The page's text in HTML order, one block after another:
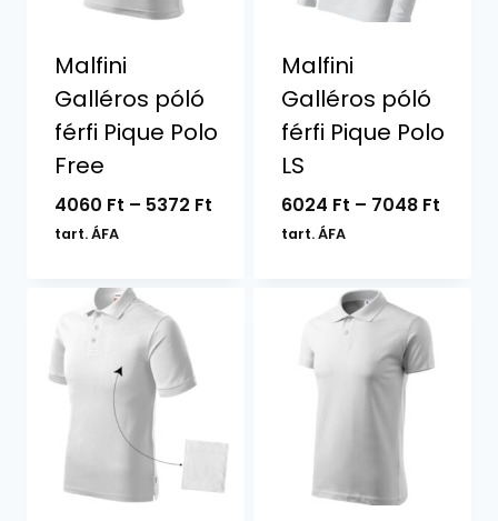
Malfini
Galléros póló
férfi Pique Polo
Free
4060 Ft – 5372 FtÁrtartomány:
tart. ÁFA
Malfini
Galléros póló
férfi Pique Polo
LS
6024 Ft – 7048 Ft
tart. ÁFA